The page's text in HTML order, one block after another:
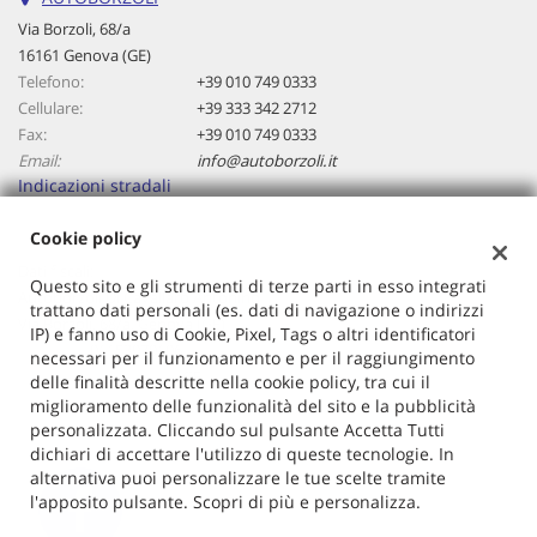
Via Borzoli, 68/a
16161 Genova (GE)
Telefono:
+39 010 749 0333
Cellulare:
+39 333 342 2712
Fax:
+39 010 749 0333
Email:
info@autoborzoli.it
Indicazioni stradali
Autoborzoli Di Cavallaro Antonino
Via Borzoli, 68/a, Genova (GE)
C.F/P.IVA:01153970106
Registro delle imprese:GE
Cookie policy
Questo sito e gli strumenti di terze parti in esso integrati
trattano dati personali (es. dati di navigazione o indirizzi
IP) e fanno uso di Cookie, Pixel, Tags o altri identificatori
necessari per il funzionamento e per il raggiungimento
delle finalità descritte nella cookie policy, tra cui il
miglioramento delle funzionalità del sito e la pubblicità
personalizzata. Cliccando sul pulsante Accetta Tutti
dichiari di accettare l'utilizzo di queste tecnologie. In
alternativa puoi personalizzare le tue scelte tramite
l'apposito pulsante. Scopri di più e personalizza.
questi
strumenti
di
tracciamento
si
rimanda
alla
cookie
Puoi
e
modificare
le
tue
scelte
in
qualsiasi
momento.